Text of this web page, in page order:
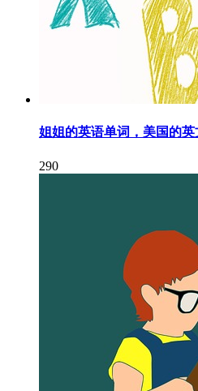
姐姐的英语单词，美国的英
290